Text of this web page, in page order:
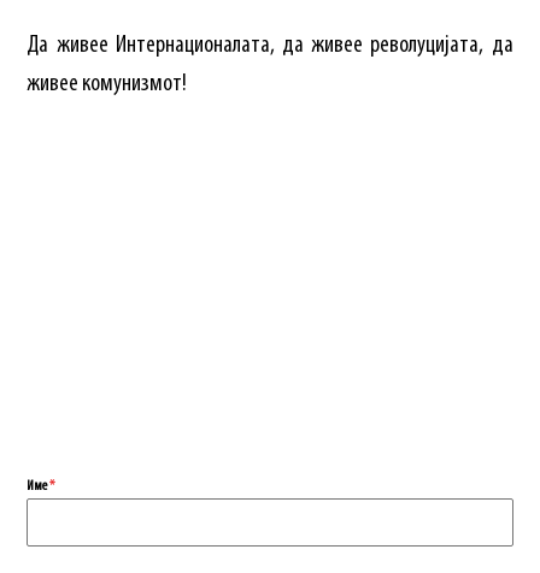
Да живее Интернационалата, да живее револуцијата, да
живее комунизмот!
Име*